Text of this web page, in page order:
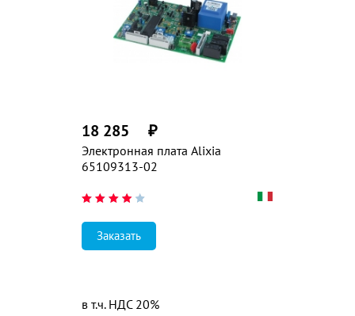
Электронная плата Alixia
65109313-02
18 285 ₽
Заказать
в т.ч. НДС 20%